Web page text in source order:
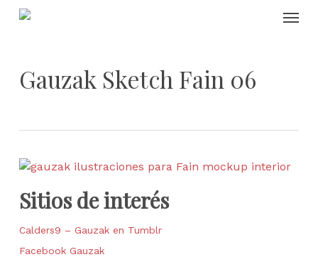
Skip
Gauzak Sketch Fain 06
Sitios de interés
Calders9 – Gauzak en Tumblr
Facebook Gauzak